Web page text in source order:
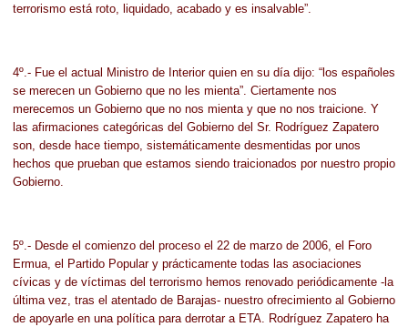
terrorismo está roto, liquidado, acabado y es insalvable”.
4º.- Fue el actual Ministro de Interior quien en su día dijo: “los españoles
se merecen un Gobierno que no les mienta”. Ciertamente nos
merecemos un Gobierno que no nos mienta y que no nos traicione. Y
las afirmaciones categóricas del Gobierno del Sr. Rodríguez Zapatero
son, desde hace tiempo, sistemáticamente desmentidas por unos
hechos que prueban que estamos siendo traicionados por nuestro propio
Gobierno.
5º.- Desde el comienzo del proceso el 22 de marzo de 2006, el Foro
Ermua, el Partido Popular y prácticamente todas las asociaciones
cívicas y de víctimas del terrorismo hemos renovado periódicamente -la
última vez, tras el atentado de Barajas- nuestro ofrecimiento al Gobierno
de apoyarle en una política para derrotar a ETA. Rodríguez Zapatero ha